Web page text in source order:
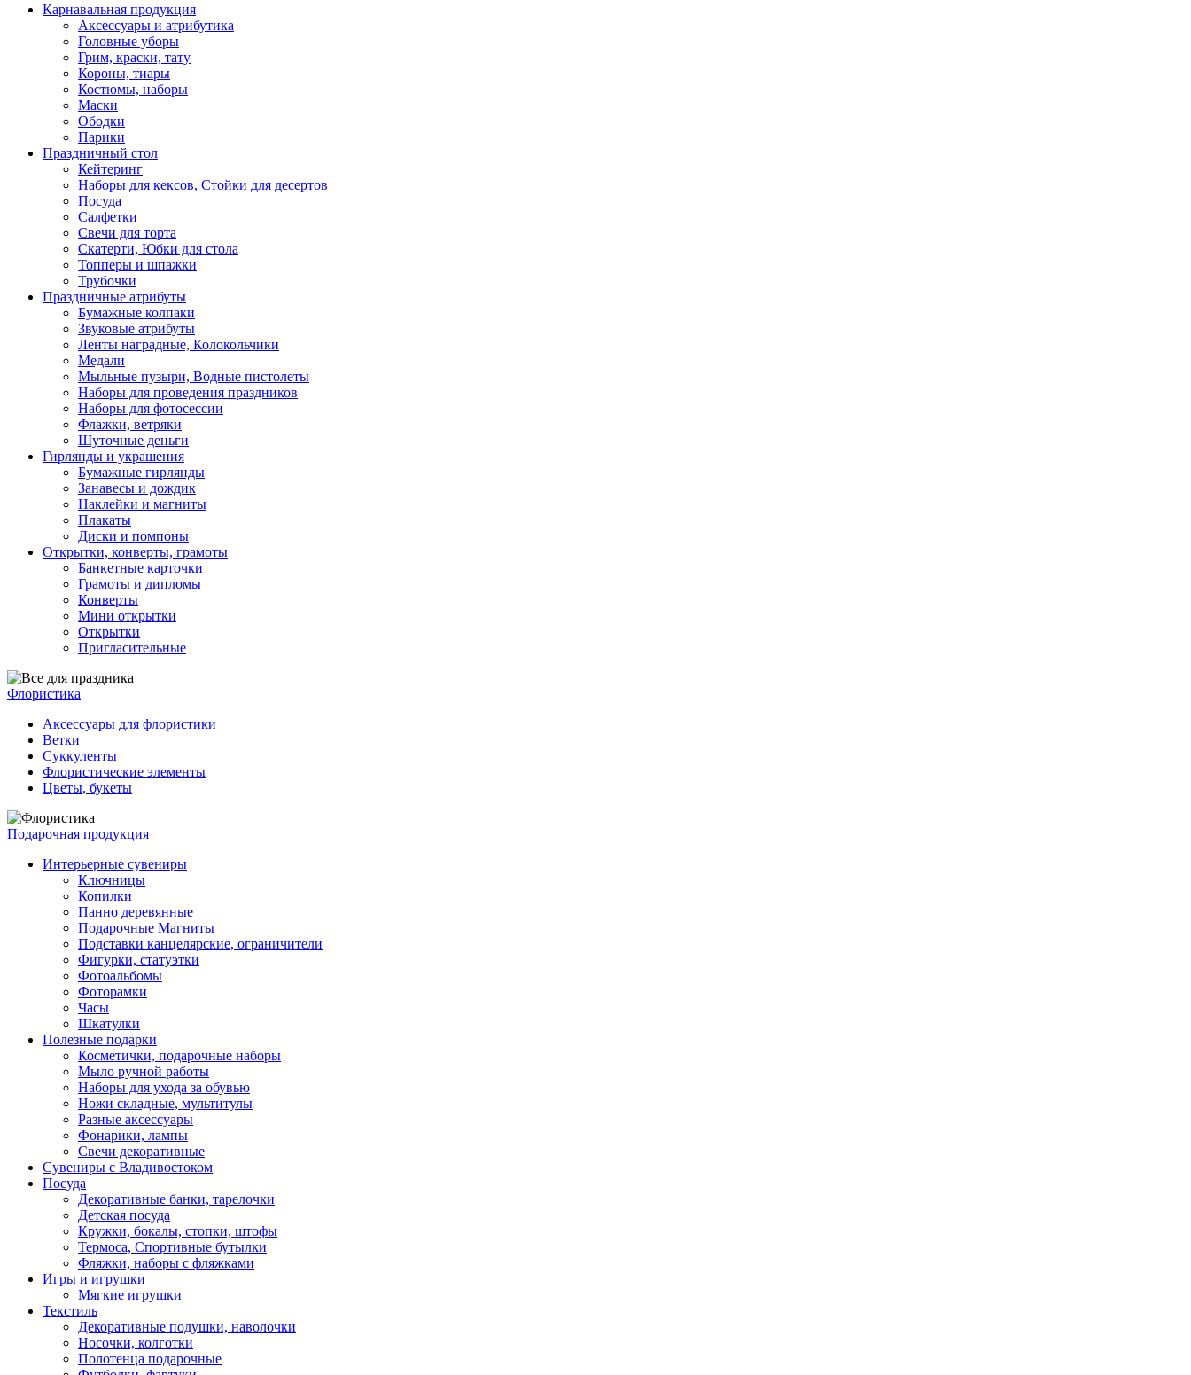
Карнавальная продукция
Аксессуары и атрибутика
Головные уборы
Грим, краски, тату
Короны, тиары
Костюмы, наборы
Маски
Ободки
Парики
Праздничный стол
Кейтеринг
Наборы для кексов, Стойки для десертов
Посуда
Салфетки
Свечи для торта
Скатерти, Юбки для стола
Топперы и шпажки
Трубочки
Праздничные атрибуты
Бумажные колпаки
Звуковые атрибуты
Ленты наградные, Колокольчики
Медали
Мыльные пузыри, Водные пистолеты
Наборы для проведения праздников
Наборы для фотосессии
Флажки, ветряки
Шуточные деньги
Гирлянды и украшения
Бумажные гирлянды
Занавесы и дождик
Наклейки и магниты
Плакаты
Диски и помпоны
Открытки, конверты, грамоты
Банкетные карточки
Грамоты и дипломы
Конверты
Мини открытки
Открытки
Пригласительные
Флористика
Аксессуары для флористики
Ветки
Суккуленты
Флористические элементы
Цветы, букеты
Подарочная продукция
Интерьерные сувениры
Ключницы
Копилки
Панно деревянные
Подарочные Магниты
Подставки канцелярские, ограничители
Фигурки, статуэтки
Фотоальбомы
Фоторамки
Часы
Шкатулки
Полезные подарки
Косметички, подарочные наборы
Мыло ручной работы
Наборы для ухода за обувью
Ножи складные, мультитулы
Разные аксессуары
Фонарики, лампы
Свечи декоративные
Сувениры с Владивостоком
Посуда
Декоративные банки, тарелочки
Детская посуда
Кружки, бокалы, стопки, штофы
Термоса, Спортивные бутылки
Фляжки, наборы с фляжками
Игры и игрушки
Мягкие игрушки
Текстиль
Декоративные подушки, наволочки
Носочки, колготки
Полотенца подарочные